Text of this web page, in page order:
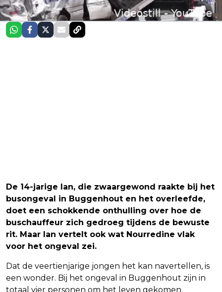
De 14-jarige Ian, die zwaargewond raakte bij het
busongeval in Buggenhout en het overleefde,
doet een schokkende onthulling over hoe de
buschauffeur zich gedroeg tijdens de bewuste
rit. Maar Ian vertelt ook wat Nourredine vlak
voor het ongeval zei.
Dat de veertienjarige jongen het kan navertellen, is
een wonder. Bij het ongeval in Buggenhout zijn in
totaal vier personen om het leven gekomen.